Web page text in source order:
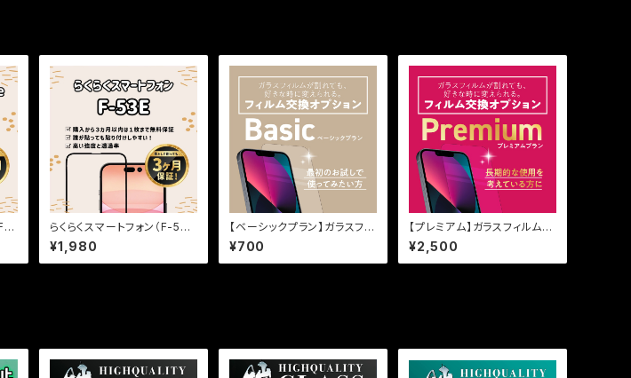
らくらくスマートフォン（F-53
E）【高光沢】保証付きガラスフ
ィルム『鎧』全面フルカバー
¥1,980
【ベーシックプラン】ガラスフィ
ルム『鎧』保証オプション
¥700
【プレミアム】ガラスフィルム
『鎧』保証オプション
¥2,500